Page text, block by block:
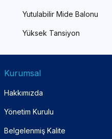
Yutulabilir Mide Balonu
Yüksek Tansiyon
Kurumsal
Hakkımızda
Yönetim Kurulu
Belgelenmiş Kalite